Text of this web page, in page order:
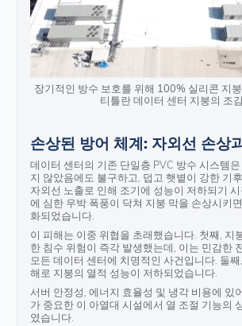
장기적인 방수 보호를 위해 100% 실리콘 지
티틀란 데이터 센터 지붕의 조감
손상된 방어 체계: 자외선 손상
데이터 센터의 기존 단일층 PVC 방수 시스템
지 않았음에도 불구하고, 덥고 햇볕이 강한 기
자외선 노출로 인해 조기에 성능이 저하되기
에 심한 우박 폭풍이 닥쳐 지붕 막을 손상시키
화되었습니다.
이 피해는 이중 위협을 초래했습니다. 첫째, 지
한 침수 위험이 즉각 발생했는데, 이는 민감한
모든 데이터 센터에 치명적인 사건입니다. 둘
해로 지붕의 열적 성능이 저하되었습니다.
서버 안정성, 에너지 효율성 및 냉각 비용에 있
가 중요한 이 아열대 시설에서 열 조절 기능의
였습니다.